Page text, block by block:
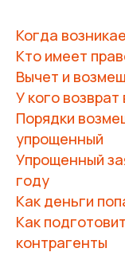
Когда
Кто имеет
Вычет и
У кого
Порядки
упрощенный
Упрощенный
году
Как деньги
Как
контрагенты